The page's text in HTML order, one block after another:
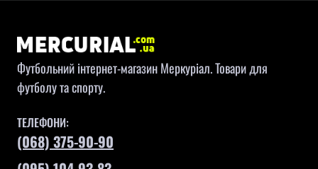
Футбольний інтернет-магазин Меркуріал. Товари для
футболу та спорту.
ТЕЛЕФОНИ:
(068) 375-90-90